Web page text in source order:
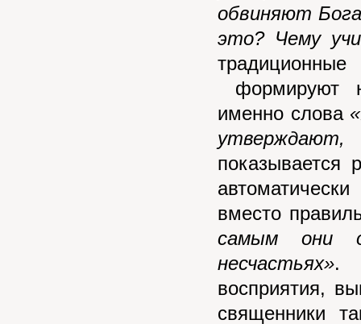
обвиняют
это? Чему
формируют
именно слова
показывается
вместо
самым они
несчастьях».
восприятия,
священники